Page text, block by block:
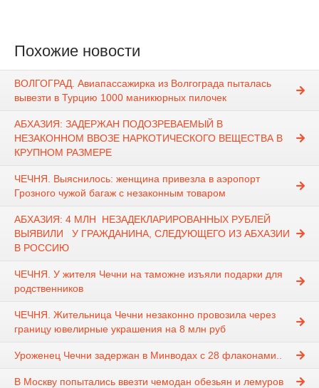
Похожие новости
ВОЛГОГРАД. Авиапассажирка из Волгограда пыталась
вывезти в Турцию 1000 маникюрных пилочек
АБХАЗИЯ: ЗАДЕРЖАН ПОДОЗРЕВАЕМЫЙ В
НЕЗАКОННОМ ВВОЗЕ НАРКОТИЧЕСКОГО ВЕЩЕСТВА В
КРУПНОМ РАЗМЕРЕ
ЧЕЧНЯ. Выяснилось: женщина привезла в аэропорт
Грозного чужой багаж с незаконным товаром
АБХАЗИЯ: 4 МЛН НЕЗАДЕКЛАРИРОВАННЫХ РУБЛЕЙ
ВЫЯВИЛИ У ГРАЖДАНИНА, СЛЕДУЮЩЕГО ИЗ АБХАЗИИ
В РОССИЮ
ЧЕЧНЯ. У жителя Чечни на таможне изъяли подарки для
родственников
ЧЕЧНЯ. Жительница Чечни незаконно провозила через
границу ювелирные украшения на 8 млн руб
Уроженец Чечни задержан в Минводах с 28 флаконами..
В Москву попытались ввезти чемодан обезьян и лемуров